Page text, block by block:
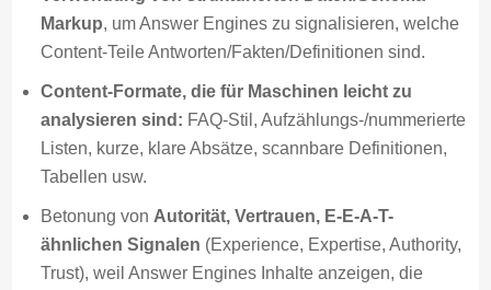
Markup, um Answer Engines zu signalisieren, welche
Content-Teile Antworten/Fakten/Definitionen sind.
Content-Formate, die für Maschinen leicht zu
analysieren sind: FAQ-Stil, Aufzählungs-/nummerierte
Listen, kurze, klare Absätze, scannbare Definitionen,
Tabellen usw.
Betonung von Autorität, Vertrauen, E-E-A-T-
ähnlichen Signalen (Experience, Expertise, Authority,
Trust), weil Answer Engines Inhalte anzeigen, die